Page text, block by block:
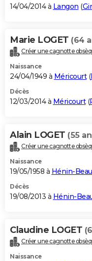
14/04/2014 à Langon (
Marie LOGET (64
Créer une cagnotte
Naissance
24/04/1949 à Méricourt(
Décès
12/03/2014 à Méricourt(
Alain LOGET (55
Créer une cagnotte
Naissance
19/05/1958 à Hénin-
Décès
19/08/2013 à Hénin-
Claudine LOGET
Créer une cagnotte
Naissance